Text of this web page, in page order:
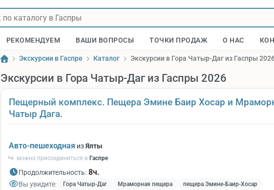
РЕКОМЕНДУЕМ ВАШИ ВОПРОСЫ ТОЧКИ ПРОДАЖ О НАС
Экскурсии в Гаспре Каталог Экскурсии в Гора Чатыр-Даг из Гаспры
Экскурсии в Гора Чатыр-Даг из Гаспры 2026
Пещерный комплекс. Пещера Эмине Баир Хосар и
Чатыр Дага.
Авто-пешеходная изЯлты
можно присоединиться в Гаспре
Продолжительность: 8ч.
Вы увидите: Гора Чатыр-Даг Мраморная пещера пещера Эмине-Баир-Хосар